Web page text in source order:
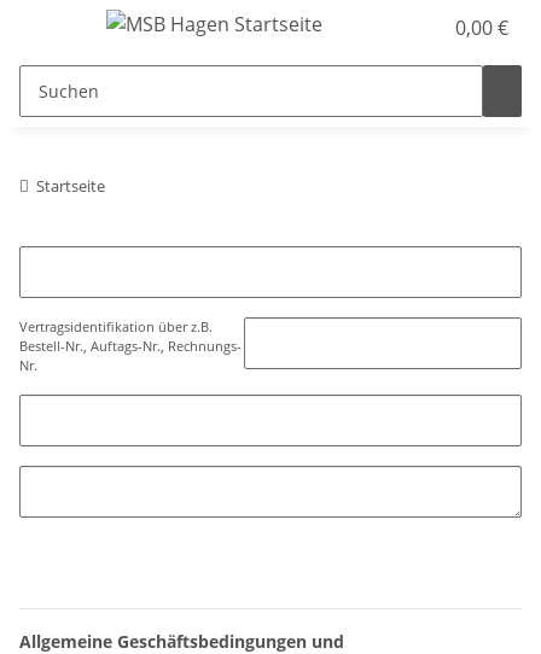
0,00 €
Startseite
Vertragsidentifikation über z.B.
Bestell-Nr., Auftags-Nr., Rechnungs-
Nr.
Allgemeine Geschäftsbedingungen und